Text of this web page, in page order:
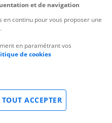
et de navigation
continu pour vous proposer une
en paramétrant vos
de cookies
TOUT ACCEPTER